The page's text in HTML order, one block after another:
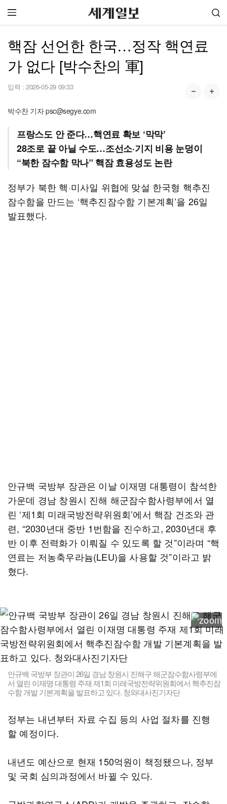
핵잠 선언한 한국…정작 핵연료
가 없다 [박수찬의 軍]
입력 : 2026-05-29 09:33
박수찬 기자 psc@segye.com
프랑스도 안 준다…핵연료 확보 ‘막막’
28조로 끝 아닐 수도…조선소·기지 비용 눈덩이
“북한 잠수함 막나” 핵잠 효용성도 논란
정부가 북한 핵·미사일 위협에 맞설 한국형 핵추진
잠수함을 만드는 ‘핵추진잠수함 기본계획’을 26일
발표했다.
안규백 국방부 장관은 이날 이재명 대통령이 참석한
가운데 경남 창원시 진해 해군잠수함사령부에서 열
린 ‘제1회 미래국방전략위원회’에서 핵잠 건조와 관
련, “2030년대 중반 1번함을 진수하고, 2030년대 후
반 이후 전력화가 이뤄질 수 있도록 할 것”이라며 “핵
연료는 저농축우라늄(LEU)을 사용할 것”이라고 밝
혔다.
안규백 국방부 장관이 26일 경남 창원시 진해구 해군잠수함사령부에
서 열린 이재명 대통령 주재 제1회 미래국방전략위원회에서 핵추진잠
수함 개발 기본계획을 발표하고 있다. 청와대사진기자단
정부는 내년부터 자료 수집 등의 사업 절차를 진행
할 예정이다.
내년도 예산으로 현재 150억원이 책정됐으나, 정부
및 국회 심의과정에서 바뀔 수 있다.